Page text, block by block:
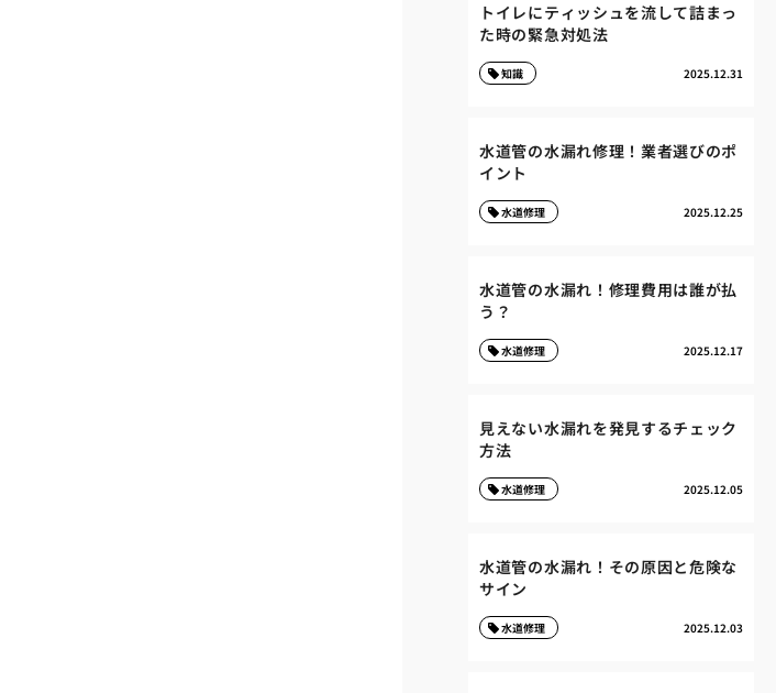
トイレにティッシュを流して詰まっ
た時の緊急対処法
2025.12.31
知識
水道管の水漏れ修理！業者選びのポ
イント
2025.12.25
水道修理
水道管の水漏れ！修理費用は誰が払
う？
2025.12.17
水道修理
見えない水漏れを発見するチェック
方法
2025.12.05
水道修理
水道管の水漏れ！その原因と危険な
サイン
2025.12.03
水道修理